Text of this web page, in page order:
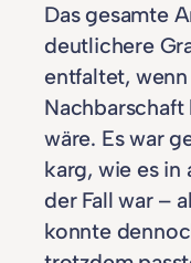
Das gesamte
deutlichere
entfaltet,
wäre. Es war
karg, wie es in
der Fall war –
konnte